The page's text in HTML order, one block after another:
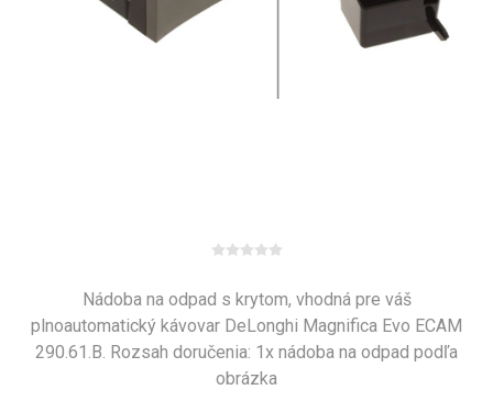
Nádoba na odpad s krytom, vhodná pre váš
plnoautomatický kávovar DeLonghi Magnifica Evo ECAM
290.61.B. Rozsah doručenia: 1x nádoba na odpad podľa
obrázka